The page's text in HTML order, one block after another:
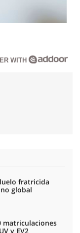
WITH
fratricida
global
matriculaciones
y EV2